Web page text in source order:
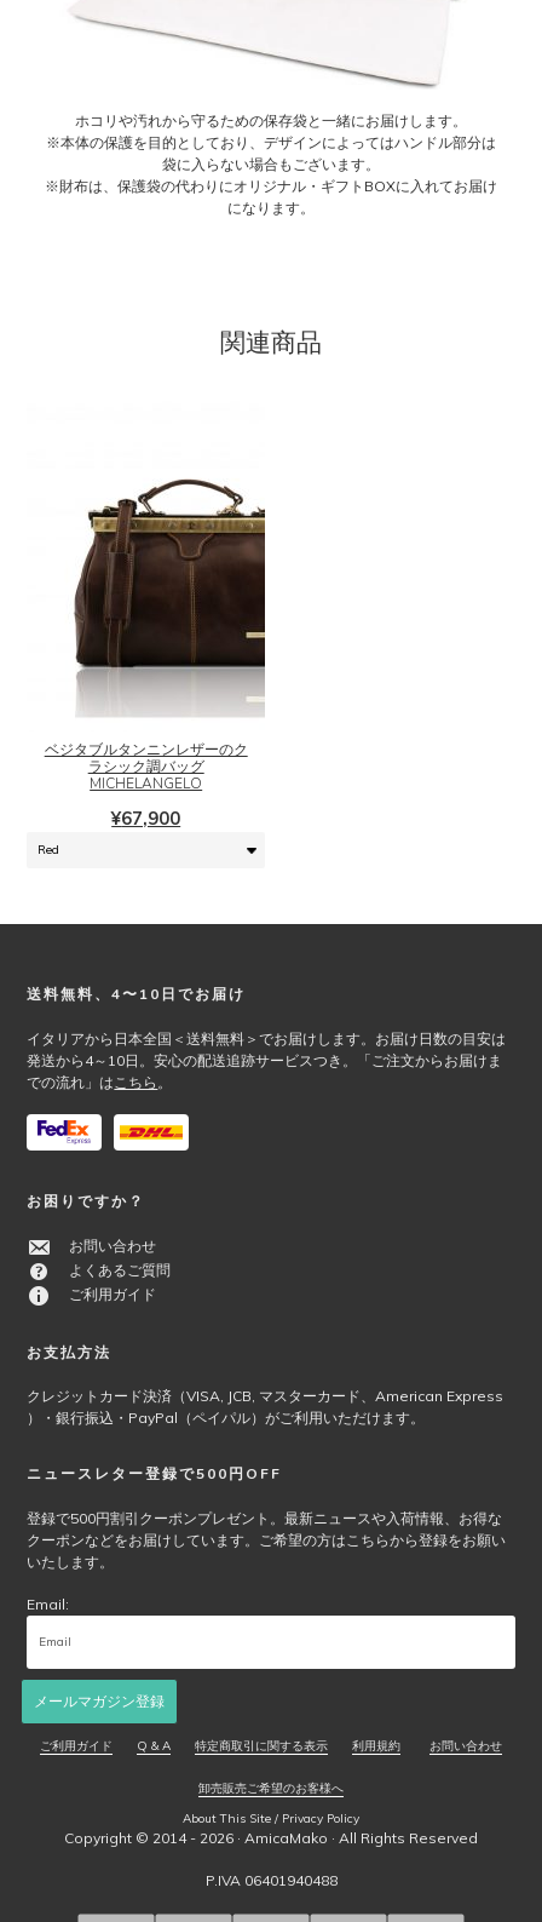
ホコリや汚れから守るための保存袋と一緒にお届けします。
※本体の保護を目的としており、デザインによってはハンドル部分は
袋に入らない場合もございます。
※財布は、保護袋の代わりにオリジナル・ギフトBOXに入れてお届け
になります。
関連商品
ベジタブルタンニンレザーのク
ラシック調バッグ
MICHELANGELO
¥67,900
の
品
に
は
複
数
エ
ョ
が
あ
ま
す。
ョ
ン
は
ー
ジ
ら
選
択
ま
Footer
送料無料、4〜10日でお届け
イタリアから日本全国＜送料無料＞でお届けします。お届け日数の目安は
発送から4～10日。安心の配送追跡サービスつき。「ご注文からお届けま
での流れ」は こちら 。
お困りですか？
お問い合わせ
よくあるご質問
ご利用ガイド
お支払方法
クレジットカード決済（VISA, JCB, マスターカード、American Express
）・銀行振込・PayPal（ペイパル）がご利用いただけます。
ニュースレター登録で500円OFF
登録で500円割引クーポンプレゼント。最新ニュースや入荷情報、お得な
クーポンなどをお届けしています。ご希望の方はこちらから登録をお願い
いたします。
Email:
メールマガジン登録
ご利用ガイド Q & A 特定商取引に関する表示 利用規約 お問い合わせ
卸売販売ご希望のお客様へ
About This Site / Privacy Policy
Copyright © 2014 - 2026 · AmicaMako · All Rights Reserved
P.IVA 06401940488